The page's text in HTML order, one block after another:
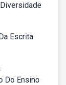
Escrita
Do Ensino